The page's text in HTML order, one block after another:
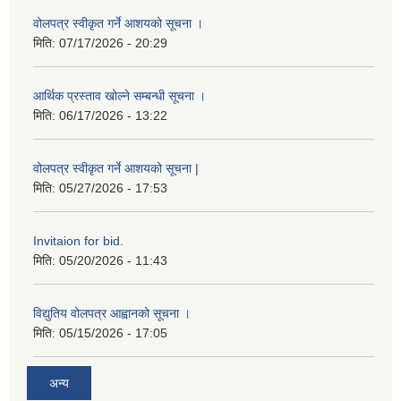
वोलपत्र स्वीकृत गर्ने आशयको सूचना ।
मिति: 07/17/2026 - 20:29
आर्थिक प्रस्ताव खोल्ने सम्बन्धी सूचना ।
मिति: 06/17/2026 - 13:22
वोलपत्र स्वीकृत गर्ने आशयको सूचना |
मिति: 05/27/2026 - 17:53
Invitaion for bid.
मिति: 05/20/2026 - 11:43
विद्युतिय वोलपत्र आह्वानको सूचना ।
मिति: 05/15/2026 - 17:05
अन्य